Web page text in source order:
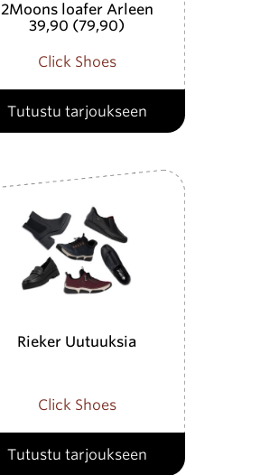
2Moons loafer Arleen
39,90 (79,90)
Click Shoes
Tutustu tarjoukseen
Rieker Uutuuksia
Click Shoes
Tutustu tarjoukseen